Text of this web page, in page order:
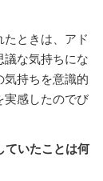
ときは、アド
な気持ちにな
気持ちを意識的
実感したのでび
ていたことは何